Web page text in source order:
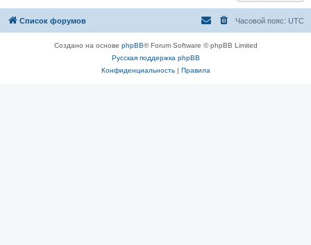
Список форумов Часовой пояс: UTC
Создано на основе phpBB® Forum Software © phpBB Limited
Русская поддержка phpBB
Конфиденциальность| Правила